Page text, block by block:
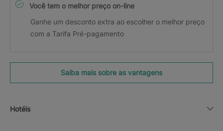
Você tem o melhor preço on-line
Ganhe um desconto extra ao escolher o melhor preço
com a Tarifa Pré-pagamento
Saiba mais sobre as vantagens
Hotéis